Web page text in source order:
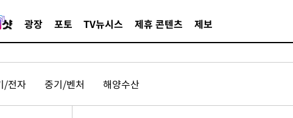
광장 포토 TV뉴시스 제휴 콘텐츠 제보
/전자 중기/벤처 해양수산